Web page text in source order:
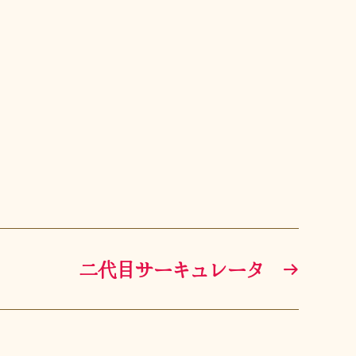
→
二代目サーキュレータ